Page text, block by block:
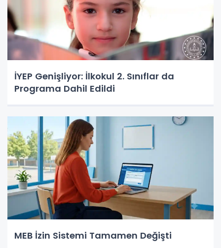
İYEP Genişliyor: İlkokul 2. Sınıflar da
Programa Dahil Edildi
MEB İzin Sistemi Tamamen Değişti